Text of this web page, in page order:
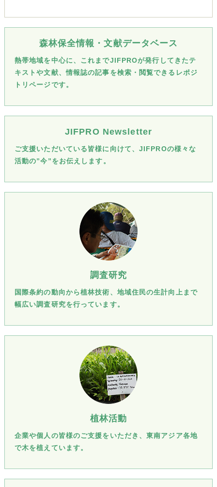
森林保全情報・文献データベース
熱帯地域を中心に、これまでJIFPROが発行してきたテ
キストや文献、情報誌の記事を検索・閲覧できるレポジ
トリページです。
JIFPRO Newsletter
ご支援いただいている皆様に向けて、JIFPROの様々な
活動の”今”をお伝えします。
調査研究
国際条約の動向から植林技術、地域住民の生計向上まで
幅広い調査研究を行っています。
植林活動
企業や個人の皆様のご支援をいただき、東南アジア各地
で木を植えています。